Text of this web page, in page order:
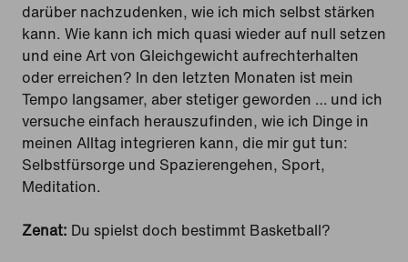
darüber nachzudenken, wie ich mich selbst stärken
kann. Wie kann ich mich quasi wieder auf null setzen
und eine Art von Gleichgewicht aufrechterhalten
oder erreichen? In den letzten Monaten ist mein
Tempo langsamer, aber stetiger geworden … und ich
versuche einfach herauszufinden, wie ich Dinge in
meinen Alltag integrieren kann, die mir gut tun:
Selbstfürsorge und Spazierengehen, Sport,
Meditation.
Zenat: Du spielst doch bestimmt Basketball?